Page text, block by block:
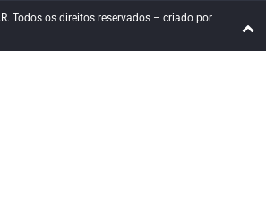
Todos os direitos reservados – criado por